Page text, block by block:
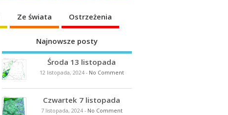
Ze świata Ostrzeżenia
Najnowsze posty
Środa 13 listopada
12 listopada, 2024- No Comment
Czwartek 7 listopada
7 listopada, 2024- No Comment